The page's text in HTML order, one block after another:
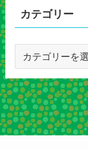
カテゴリー
ゴ
リ
ー